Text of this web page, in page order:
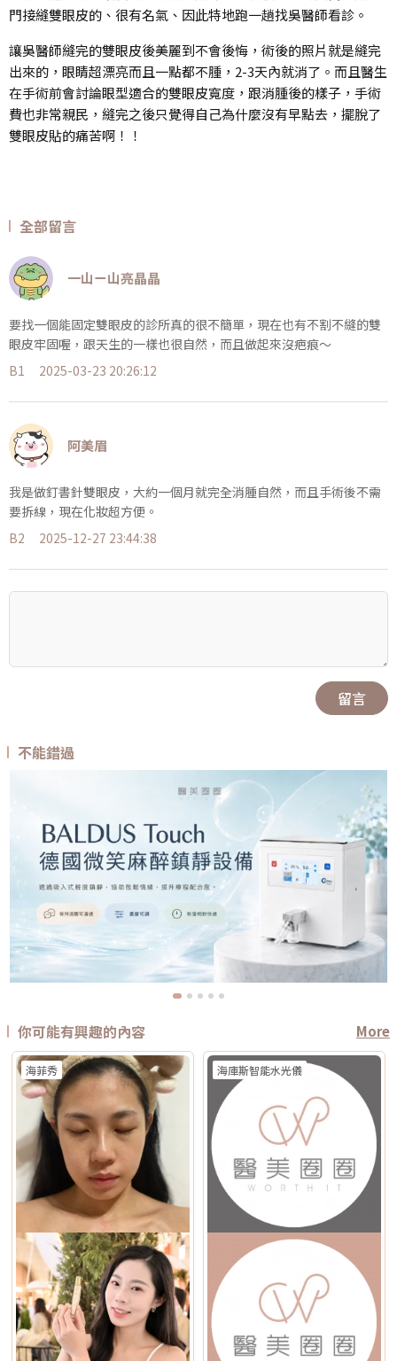
門接縫雙眼皮的、很有名氣、因此特地跑一趟找吳醫師看診。
讓吳醫師縫完的雙眼皮後美麗到不會後悔，術後的照片就是縫完
出來的，眼睛超漂亮而且一點都不腫，2-3天內就消了。而且醫生
在手術前會討論眼型適合的雙眼皮寬度，跟消腫後的樣子，手術
費也非常親民，縫完之後只覺得自己為什麼沒有早點去，擺脫了
雙眼皮貼的痛苦啊！！
全部留言
一山ㄧ山亮晶晶
要找一個能固定雙眼皮的診所真的很不簡單，現在也有不割不縫的雙
眼皮牢固喔，跟天生的一樣也很自然，而且做起來沒疤痕～
B1
2025-03-23 20:26:12
阿美眉
我是做釘書針雙眼皮，大約一個月就完全消腫自然，而且手術後不需
要拆線，現在化妝超方便。
B2
2025-12-27 23:44:38
留言
不能錯過
你可能有興趣的內容 More
海菲秀 海庫斯智能水光儀